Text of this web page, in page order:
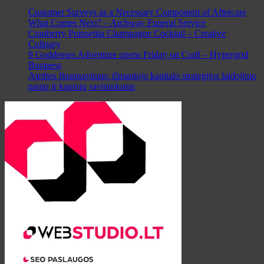
Customer Surveys as a Necessary Component of Aftercare
What Comes Next? – Archway Funeral Service
Cranberry Poinsettia Champagne Cocktail – Creative
Culinary
9 Goddesses Adventure opens Friday on Craft – Hypergrid
Business
Ateities finansavimas: išmaniojo kapitalo strategijos laidojimo
namų ir kapinių savininkams